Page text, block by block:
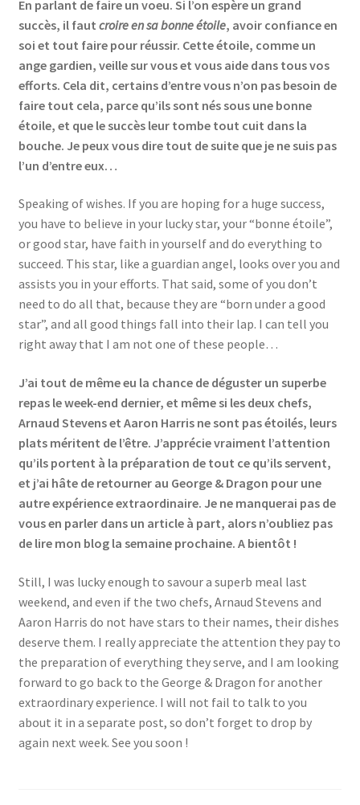
En parlant de faire un voeu. Si l’on espère un grand
succès, il faut croire en sa bonne étoile, avoir confiance en
soi et tout faire pour réussir. Cette étoile, comme un
ange gardien, veille sur vous et vous aide dans tous vos
efforts. Cela dit, certains d’entre vous n’on pas besoin de
faire tout cela, parce qu’ils sont nés sous une bonne
étoile, et que le succès leur tombe tout cuit dans la
bouche. Je peux vous dire tout de suite que je ne suis pas
l’un d’entre eux…
Speaking of wishes. If you are hoping for a huge success,
you have to believe in your lucky star, your “bonne étoile”,
or good star, have faith in yourself and do everything to
succeed. This star, like a guardian angel, looks over you and
assists you in your efforts. That said, some of you don’t
need to do all that, because they are “born under a good
star”, and all good things fall into their lap. I can tell you
right away that I am not one of these people…
J’ai tout de même eu la chance de déguster un superbe
repas le week-end dernier, et même si les deux chefs,
Arnaud Stevens et Aaron Harris ne sont pas étoilés, leurs
plats méritent de l’être. J’apprécie vraiment l’attention
qu’ils portent à la préparation de tout ce qu’ils servent,
et j’ai hâte de retourner au George & Dragon pour une
autre expérience extraordinaire. Je ne manquerai pas de
vous en parler dans un article à part, alors n’oubliez pas
de lire mon blog la semaine prochaine. A bientôt !
Still, I was lucky enough to savour a superb meal last
weekend, and even if the two chefs, Arnaud Stevens and
Aaron Harris do not have stars to their names, their dishes
deserve them. I really appreciate the attention they pay to
the preparation of everything they serve, and I am looking
forward to go back to the George & Dragon for another
extraordinary experience. I will not fail to talk to you
about it in a separate post, so don’t forget to drop by
again next week. See you soon !